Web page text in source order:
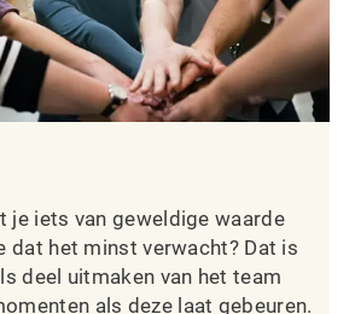
je iets van geweldige waarde
dat het minst verwacht? Dat is
deel uitmaken van het team
als deze laat gebeuren.